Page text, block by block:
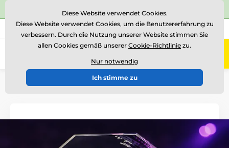
⭐Siehe 504 verifizierte Bewertungen auf
Rufen Sie uns an (Mo-Fr 15-18) +43 676 361 37 22
0
Einführung Glastrophäen
Glastrophäen mit Druck
Diese Website verwendet Cookies.
Diese Website verwendet Cookies, um die Benutzererfahrung zu
verbessern. Durch die Nutzung unserer Website stimmen Sie
allen Cookies gemäß unserer Cookie-Richtlinie zu.
Nur notwendig
Ich stimme zu